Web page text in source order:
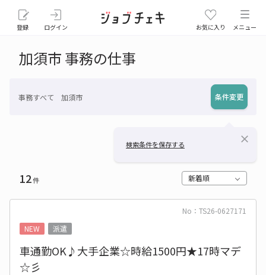
登録 ログイン お気に入り メニュー
加須市 事務の仕事
事務すべて 加須市 条件変更
検索条件を保存する close
12件 新着順
No：TS26-0627171
NEW
派遣
車通勤OK♪大手企業☆時給1500円★17時マデ
☆彡